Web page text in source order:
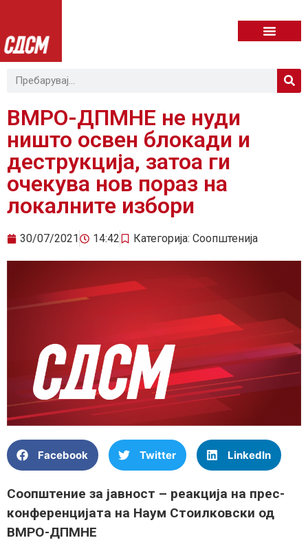
ВМРО-ДПМНЕ не нуди
ништо освен блокади и
деструкција, затоа ги
очекува нов пораз на
локалните избори
30/07/2021 14:42 Категорија: Соопштенија
Facebook Twitter LinkedIn
Соопштение за јавност – реакција на прес-
конференцијата на Наум Стоилковски од
ВМРО-ДПМНЕ